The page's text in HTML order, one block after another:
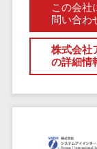
この会社
問い合わ
株式会社
の詳細情